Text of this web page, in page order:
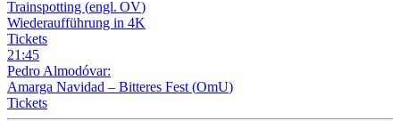
Trainspotting (engl. OV)
Wiederaufführung in 4K
Tickets
21 :45
Pedro Almodóvar:
Amarga Navidad – Bitteres Fest (OmU)
Tickets